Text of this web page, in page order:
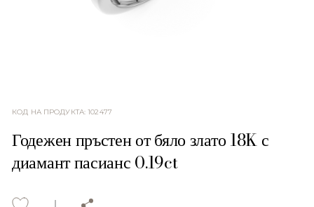
КОД НА ПРОДУКТА:102477
Годежен пръстен от бяло злато 18K с
диамант пасианс 0.19ct